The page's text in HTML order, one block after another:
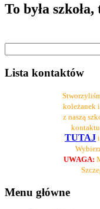
To była
Lista kontaktów
koleżanek
z naszą
TUTAJ
UWAGA:
Menu główne